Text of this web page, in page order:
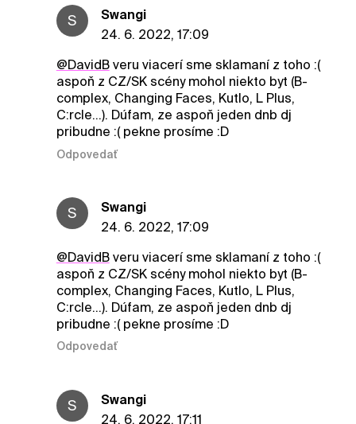
S
Swangi
24. 6. 2022, 17:09
@DavidBveru viacerí sme sklamaní z toho :(
aspoň z CZ/SK scény mohol niekto byt (B-
complex, Changing Faces, Kutlo, L Plus,
C:rcle…). Dúfam, ze aspoň jeden dnb dj
pribudne :( pekne prosíme :D
Odpovedať
S
Swangi
24. 6. 2022, 17:09
@DavidBveru viacerí sme sklamaní z toho :(
aspoň z CZ/SK scény mohol niekto byt (B-
complex, Changing Faces, Kutlo, L Plus,
C:rcle…). Dúfam, ze aspoň jeden dnb dj
pribudne :( pekne prosíme :D
Odpovedať
S
Swangi
24. 6. 2022, 17:11